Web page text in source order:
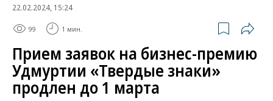
22.02.2024, 15:24
99 1 мин.
Прием заявок на бизнес-премию
Удмуртии «Твердые знаки»
продлен до 1 марта